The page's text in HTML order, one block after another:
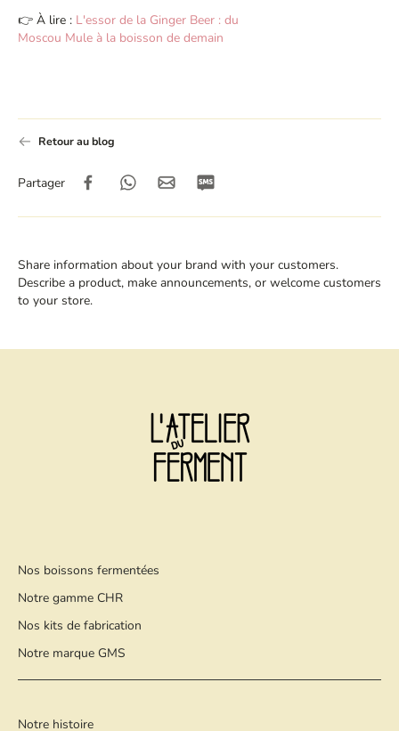
👉 À lire : L'essor de la Ginger Beer : du
Moscou Mule à la boisson de demain
Retour au blog
Partager
Share information about your brand with your customers.
Describe a product, make announcements, or welcome customers
to your store.
Nos boissons fermentées
Notre gamme CHR
Nos kits de fabrication
Notre marque GMS
Notre histoire